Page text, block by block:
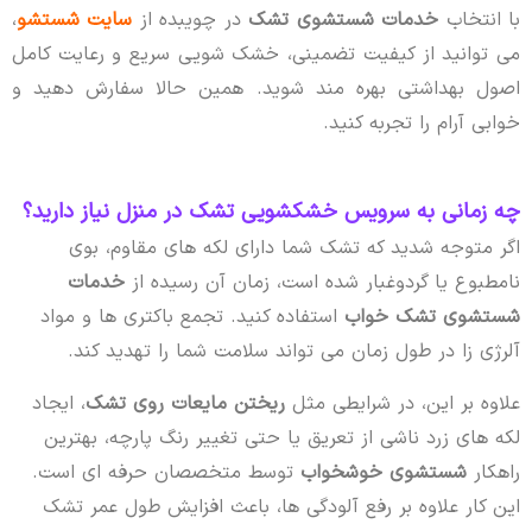
با انتخاب خدمات شستشوی تشکدر چویبده از سایت شستشو،
می توانید از کیفیت تضمینی، خشک شویی سریع و رعایت کامل
اصول بهداشتی بهره مند شوید. همین حالا سفارش دهید و
خوابی آرام را تجربه کنید.
چه زمانی به سرویس خشکشویی تشک در منزل نیاز دارید؟
اگر متوجه شدید که تشک شما دارای لکه های مقاوم، بوی
نامطبوع یا گردوغبار شده است، زمان آن رسیده از خدمات
شستشوی تشک خواباستفاده کنید. تجمع باکتری ها و مواد
آلرژی زا در طول زمان می تواند سلامت شما را تهدید کند.
علاوه بر این، در شرایطی مثل ریختن مایعات روی تشک، ایجاد
لکه های زرد ناشی از تعریق یا حتی تغییر رنگ پارچه، بهترین
راهکار شستشوی خوشخوابتوسط متخصصان حرفه ای است.
این کار علاوه بر رفع آلودگی ها، باعث افزایش طول عمر تشک